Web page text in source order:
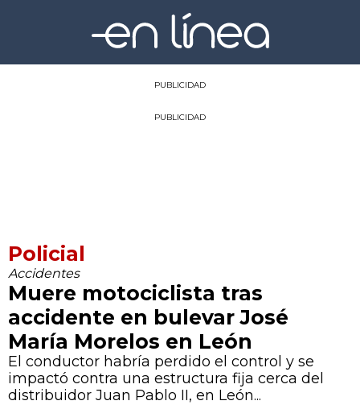
PUBLICIDAD
PUBLICIDAD
Policial
Accidentes
Muere motociclista tras
accidente en bulevar José
María Morelos en León
El conductor habría perdido el control y se
impactó contra una estructura fija cerca del
distribuidor Juan Pablo II, en León...